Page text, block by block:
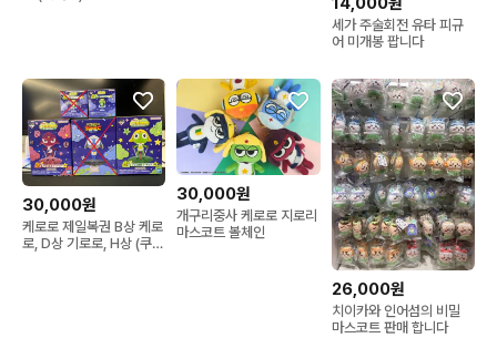
세가 주술회전 유타 피규
어 미개봉 팝니다
30,000원
케로로 제일복권 B상 케로
로, D상 기로로, H상 (쿠루
30,000원
개구리중사 케로로 지로리
마스코트 볼체인
26,000원
치이카와 인어섬의 비밀
마스코트 판매 합니다